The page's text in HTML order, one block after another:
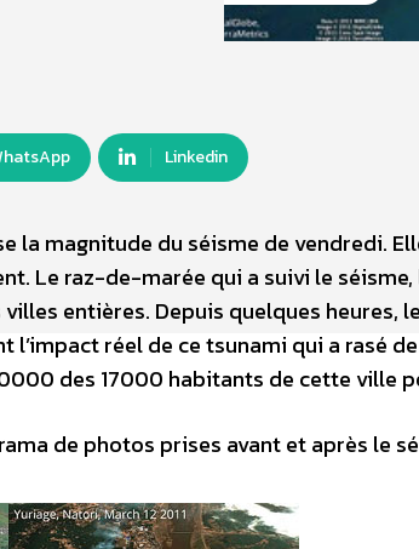
Linkedin
la magnitude du séisme de vendredi.
Le raz-de-marée qui a suivi le séisme,
entières. Depuis quelques heures,
réel de ce tsunami qui a rasé
des 17000 habitants de cette ville
de photos prises avant et après le